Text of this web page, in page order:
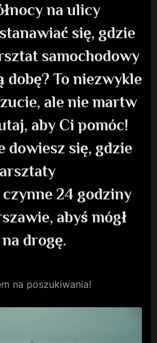
na ulicy
się, gdzie
samochodowy
dobę? To niezwykle
ale nie martw
aby Ci pomóc!
dowiesz się, gdzie
24 godziny
abyś mógł
drogę.
na poszukiwania!